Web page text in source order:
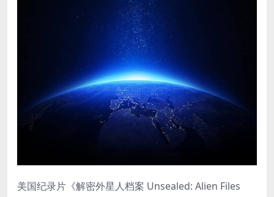
美国纪录片《解密外星人档案 Unsealed: Alien Files